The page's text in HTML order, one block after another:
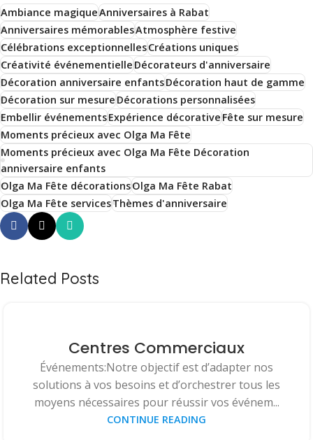
Ambiance magiqueAnniversaires à Rabat
Anniversaires mémorablesAtmosphère festive
Célébrations exceptionnellesCréations uniques
Créativité événementielleDécorateurs d'anniversaire
Décoration anniversaire enfantsDécoration haut de gamme
Décoration sur mesureDécorations personnalisées
Embellir événementsExpérience décorativeFête sur mesure
Moments précieux avec Olga Ma Fête
Moments précieux avec Olga Ma Fête Décoration
anniversaire enfants
Olga Ma Fête décorationsOlga Ma Fête Rabat
Olga Ma Fête servicesThèmes d'anniversaire
Related Posts
Centres Commerciaux
Événements:Notre objectif est d’adapter nos
solutions à vos besoins et d’orchestrer tous les
moyens nécessaires pour réussir vos événem...
CONTINUE READING